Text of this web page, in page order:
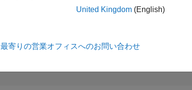
United Kingdom (English)
最寄りの営業オフィスへのお問い合わせ